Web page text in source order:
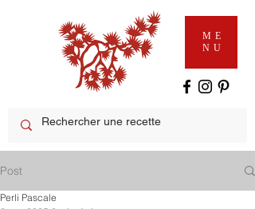
ME
NU
Post
Perli Pascale